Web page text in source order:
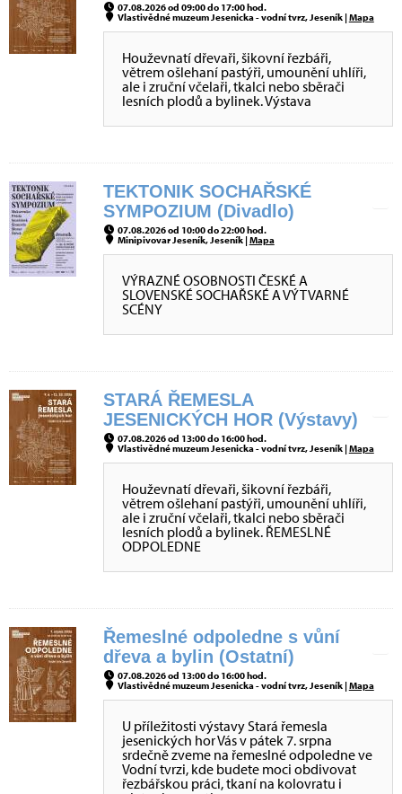
07.08.2026 od 09:00 do 17:00 hod.
Vlastivědné muzeum Jesenicka - vodní tvrz, Jeseník |Mapa
Houževnatí dřevaři, šikovní řezbáři,
větrem ošlehaní pastýři, umounění uhlíři,
ale i zruční včelaři, tkalci nebo sběrači
lesních plodů a bylinek. Výstava
TEKTONIK SOCHAŘSKÉ
SYMPOZIUM (Divadlo)
07.08.2026 od 10:00 do 22:00 hod.
Minipivovar Jeseník, Jeseník |Mapa
VÝRAZNÉ OSOBNOSTI ČESKÉ A
SLOVENSKÉ SOCHAŘSKÉ A VÝTVARNÉ
SCÉNY
STARÁ ŘEMESLA
JESENICKÝCH HOR (Výstavy)
07.08.2026 od 13:00 do 16:00 hod.
Vlastivědné muzeum Jesenicka - vodní tvrz, Jeseník |Mapa
Houževnatí dřevaři, šikovní řezbáři,
větrem ošlehaní pastýři, umounění uhlíři,
ale i zruční včelaři, tkalci nebo sběrači
lesních plodů a bylinek. ŘEMESLNÉ
ODPOLEDNE
Řemeslné odpoledne s vůní
dřeva a bylin (Ostatní)
07.08.2026 od 13:00 do 16:00 hod.
Vlastivědné muzeum Jesenicka - vodní tvrz, Jeseník |Mapa
U příležitosti výstavy Stará řemesla
jesenických hor Vás v pátek 7. srpna
srdečně zveme na řemeslné odpoledne ve
Vodní tvrzi, kde budete moci obdivovat
řezbářskou práci, tkaní na kolovratu i